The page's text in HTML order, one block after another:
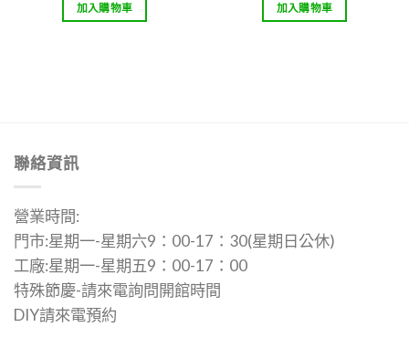
加入購物車 加入購物車
聯絡資訊
營業時間:
門市:星期一-星期六9：00-17：30(星期日公休)
工廠:星期一-星期五9：00-17：00
特殊節慶-請來電詢問開館時間
DIY請來電預約